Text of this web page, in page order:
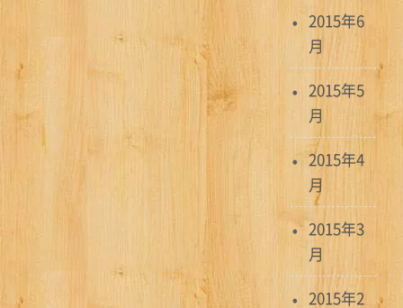
2015年6
月
2015年5
月
2015年4
月
2015年3
月
2015年2